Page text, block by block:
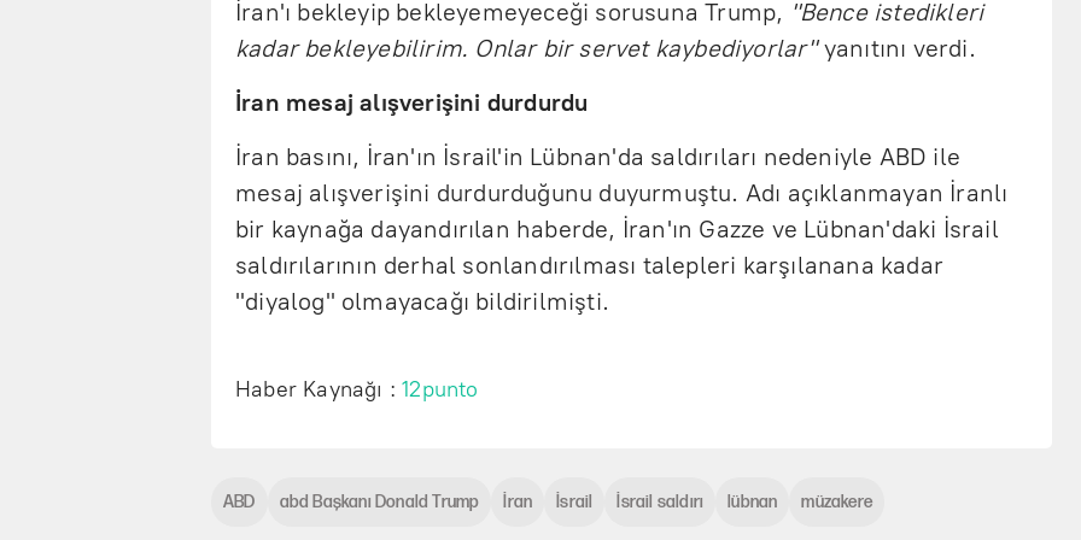
İran'ı bekleyip bekleyemeyeceği sorusuna Trump, "Bence istedikleri
kadar bekleyebilirim. Onlar bir servet kaybediyorlar"yanıtını verdi.
İran mesaj alışverişini durdurdu
İran basını, İran'ın İsrail'in Lübnan'da saldırıları nedeniyle ABD ile
mesaj alışverişini durdurduğunu duyurmuştu. Adı açıklanmayan İranlı
bir kaynağa dayandırılan haberde, İran'ın Gazze ve Lübnan'daki İsrail
saldırılarının derhal sonlandırılması talepleri karşılanana kadar
"diyalog" olmayacağı bildirilmişti.
Haber Kaynağı :12punto
ABD abd Başkanı Donald Trump İran İsrail İsrail saldırı lübnan müzakere